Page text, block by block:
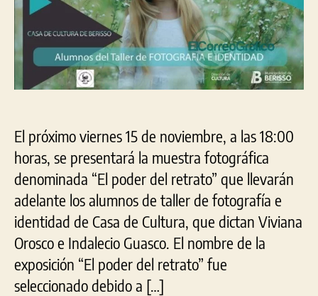
de
El próximo viernes 15 de noviembre, a las 18:00
horas, se presentará la muestra fotográfica
denominada “El poder del retrato” que llevarán
adelante los alumnos de taller de fotografía e
identidad de Casa de Cultura, que dictan Viviana
Orosco e Indalecio Guasco. El nombre de la
exposición “El poder del retrato” fue
seleccionado debido a […]